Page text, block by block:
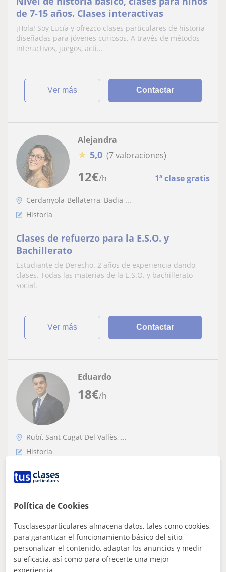
de 7-15 años. Clases interactivas
¡Hola! Soy Lucía y ofrezco clases particulares de historia
diseñadas para jóvenes curiosos. A través de métodos
interactivos, juegos, acti...
ver más Contactar
12€/h 1ª clase gratis
Alejandra
★ 5,0 (7 valoraciones)
Cerdanyola-Bellaterra, Badia ...
Historia
Clases de refuerzo para la E.S.O. y
Bachillerato
Estudiante de Derecho. 2 años de experiencia dando
clases. Todas las materias de la E.S.O. y bachillerato
social.
ver más Contactar
18€/h
Eduardo
Rubí, Sant Cugat Del Vallès, ...
Historia
Doy clases de Historia y geografía
años de experiencia en clases particulares. Especialidad
segundo ciclo de la ESO y...
ver más Contactar
Política de Cookies
Tusclasesparticulares almacena datos, tales como cookies,
para garantizar el funcionamiento básico del sitio,
personalizar el contenido, adaptar los anuncios y medir
su eficacia, así como para ofrecerte una mejor
experiencia.